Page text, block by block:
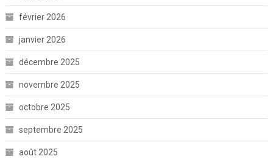
février 2026
janvier 2026
décembre 2025
novembre 2025
octobre 2025
septembre 2025
août 2025